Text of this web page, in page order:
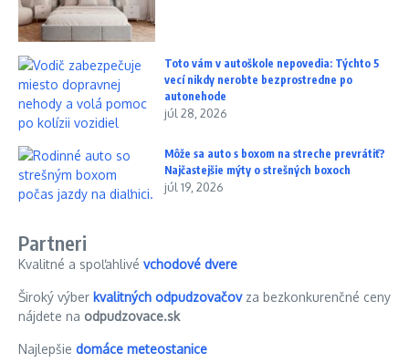
Toto vám v autoškole nepovedia: Týchto 5
vecí nikdy nerobte bezprostredne po
autonehode
júl 28, 2026
Môže sa auto s boxom na streche prevrátiť?
Najčastejšie mýty o strešných boxoch
júl 19, 2026
Partneri
Kvalitné a spoľahlivé vchodové dvere
Široký výber kvalitných odpudzovačovza bezkonkurenčné ceny
nájdete na odpudzovace.sk
Najlepšie domáce meteostanice